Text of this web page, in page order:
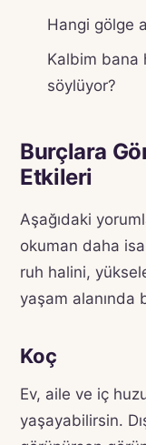
Hangi gölge
Kalbim bana
söylüyor?
Burçlara
Etkileri
Aşağıdaki
okuman daha
ruh halini,
yaşam alanında
Koç
Ev, aile ve iç
yaşayabilirsin.